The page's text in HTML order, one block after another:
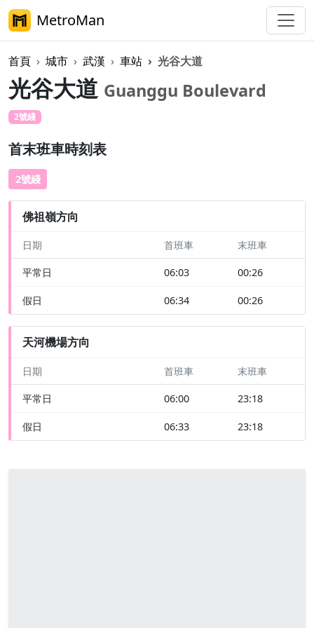
MetroMan
首頁 城市 武漢 車站 光谷大道
光谷大道 Guanggu Boulevard
2號綫
首末班車時刻表
2號綫
佛祖嶺方向
日期 首班車 末班車
平常日 06:03 00:26
假日 06:34 00:26
天河機場方向
日期 首班車 末班車
平常日 06:00 23:18
假日 06:33 23:18